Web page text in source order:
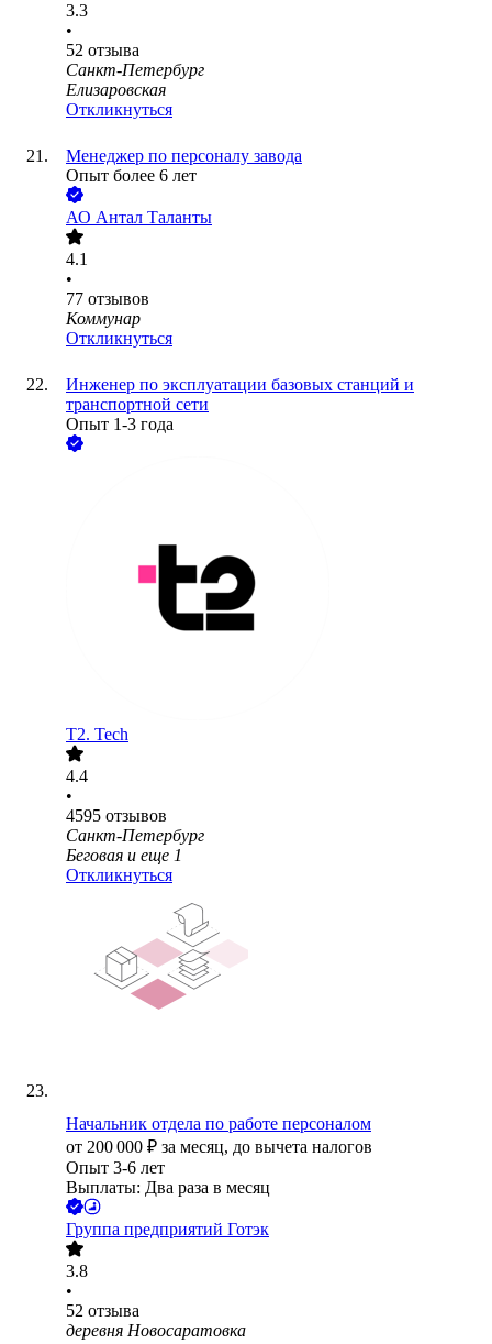
3.3
•
52 отзыва
Санкт-Петербург
Елизаровская
Откликнуться
Менеджер по персоналу завода
Опыт более 6 лет
АО Антал Таланты
4.1
•
77 отзывов
Коммунар
Откликнуться
Инженер по эксплуатации базовых станций и
транспортной сети
Опыт 1-3 года
T2. Tech
4.4
•
4595 отзывов
Санкт-Петербург
Беговая и еще 1
Откликнуться
Начальник отдела по работе персоналом
от 200 000 ₽ за месяц, до вычета налогов
Опыт 3-6 лет
Выплаты: Два раза в месяц
Группа предприятий Готэк
3.8
•
52 отзыва
деревня Новосаратовка